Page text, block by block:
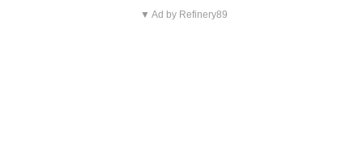
▼ Ad by Refinery89